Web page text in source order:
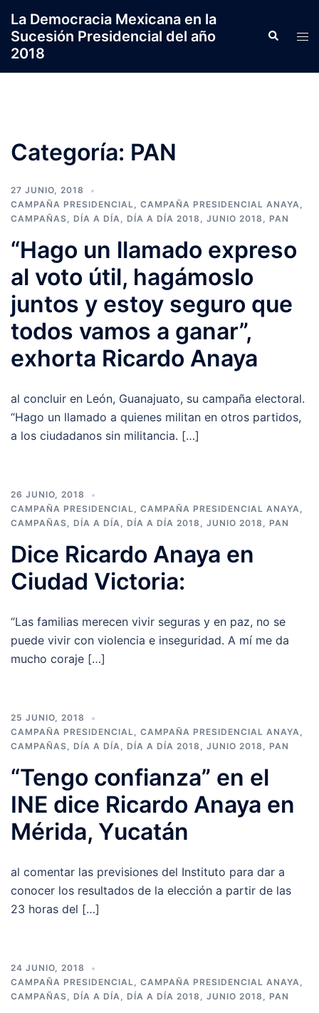
contenido
La Democracia Mexicana en la
Sucesión Presidencial del año
2018
Search
Categoría: PAN
27 JUNIO, 2018
CAMPAÑA PRESIDENCIAL, CAMPAÑA PRESIDENCIAL ANAYA,
CAMPAÑAS, DÍA A DÍA, DÍA A DÍA 2018 , JUNIO 2018 , PAN
“Hago un llamado expreso
al voto útil, hagámoslo
juntos y estoy seguro que
todos vamos a ganar”,
exhorta Ricardo Anaya
al concluir en León, Guanajuato, su campaña electoral.
“Hago un llamado a quienes militan en otros partidos,
a los ciudadanos sin militancia. […]
26 JUNIO, 2018
CAMPAÑA PRESIDENCIAL, CAMPAÑA PRESIDENCIAL ANAYA,
CAMPAÑAS, DÍA A DÍA, DÍA A DÍA 2018 , JUNIO 2018 , PAN
Dice Ricardo Anaya en
Ciudad Victoria:
“Las familias merecen vivir seguras y en paz, no se
puede vivir con violencia e inseguridad. A mí me da
mucho coraje […]
25 JUNIO, 2018
CAMPAÑA PRESIDENCIAL, CAMPAÑA PRESIDENCIAL ANAYA,
CAMPAÑAS, DÍA A DÍA, DÍA A DÍA 2018 , JUNIO 2018 , PAN
“Tengo confianza” en el
INE dice Ricardo Anaya en
Mérida, Yucatán
al comentar las previsiones del Instituto para dar a
conocer los resultados de la elección a partir de las
23 horas del […]
24 JUNIO, 2018
CAMPAÑA PRESIDENCIAL, CAMPAÑA PRESIDENCIAL ANAYA,
CAMPAÑAS, DÍA A DÍA, DÍA A DÍA 2018 , JUNIO 2018 , PAN